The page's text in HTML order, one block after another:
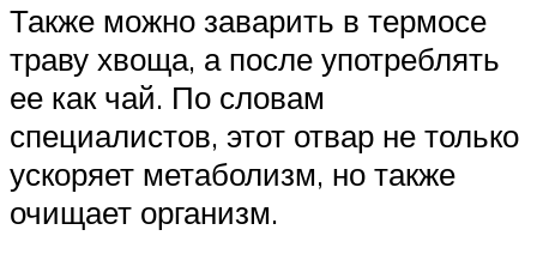
Также можно заварить в термосе
траву хвоща, а после употреблять
ее как чай. По словам
специалистов, этот отвар не только
ускоряет метаболизм, но также
очищает организм.